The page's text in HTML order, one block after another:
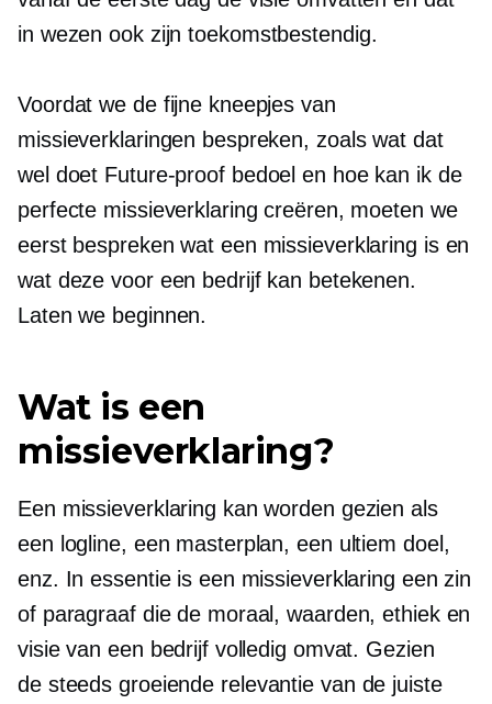
in wezen ook zijntoekomstbestendig.
Voordat we de fijne kneepjes van
missieverklaringen bespreken, zoals wat dat
wel doet Future-proofbedoel en hoe kan ik de
perfecte missieverklaring creëren, moeten we
eerst bespreken wat een missieverklaring is en
wat deze voor een bedrijf kan betekenen.
Laten we beginnen.
Wat is een
missieverklaring?
Een missieverklaring kan worden gezien als
een logline, een masterplan, een ultiem doel,
enz. In essentie is een missieverklaring een zin
of paragraaf die de moraal, waarden, ethiek en
visie van een bedrijf volledig omvat. Gezien
de steeds groeiende relevantie van de juiste